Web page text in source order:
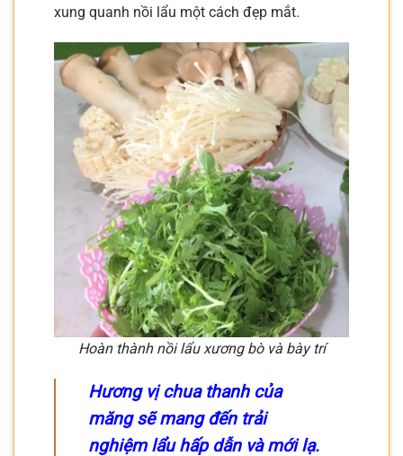
xung quanh nồi lẩu một cách đẹp mắt.
Hoàn thành nồi lẩu xương bò và bày trí
Hương vị chua thanh của
măng sẽ mang đến trải
nghiệm lẩu hấp dẫn và mới lạ.